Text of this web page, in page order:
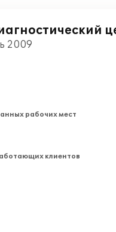
2009
рабочих мест
клиентов